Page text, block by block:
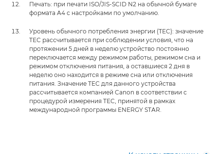
Печать: при печати ISO/JIS-SCID N2 на обычной бумаге
формата A4 с настройками по умолчанию.
Уровень обычного потребления энергии (TEC): значение
TEC рассчитывается при соблюдении условия, что на
протяжении 5 дней в неделю устройство постоянно
переключается между режимом работы, режимом сна и
режимом отключения питания, а оставшиеся 2 дня в
неделю оно находится в режиме сна или отключения
питания. Значение TEC для данного устройства
рассчитывается компанией Canon в соответствии с
процедурой измерения TEC, принятой в рамках
международной программы ENERGY STAR.